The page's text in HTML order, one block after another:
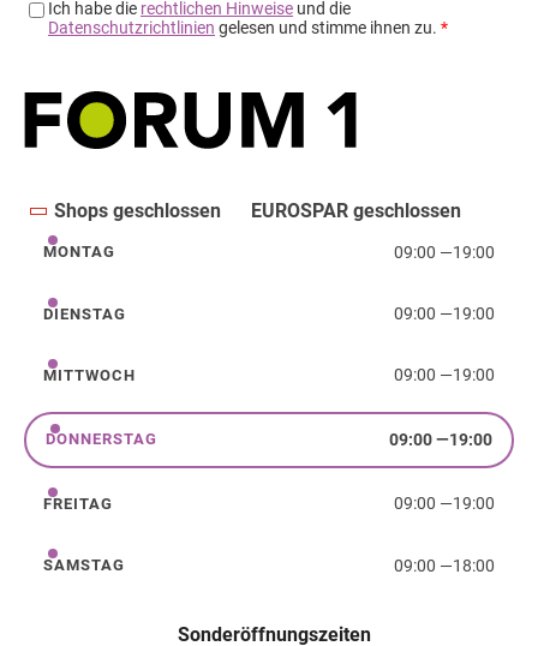
Shops geschlossen EUROSPAR geschlossen
Montag
MONTAG 09:00 —19:00
Dienstag
DIENSTAG 09:00 —19:00
Mittwoch
MITTWOCH 09:00 —19:00
Donnerstag
DONNERSTAG 09:00—19:00
Freitag
FREITAG 09:00 —19:00
Samstag
SAMSTAG 09:00 —18:00
Sonderöffnungszeiten